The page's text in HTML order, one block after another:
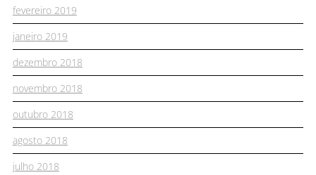
fevereiro 2019
janeiro 2019
dezembro 2018
novembro 2018
outubro 2018
agosto 2018
julho 2018